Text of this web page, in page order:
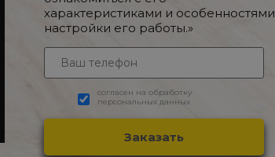
характеристиками и особенностями
настройки его работы.»
согласен на обработку
персональных данных